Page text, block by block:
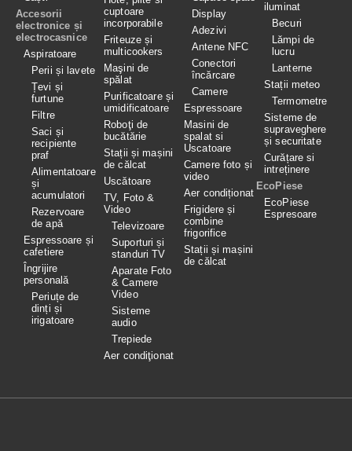
Accesorii
electronice și
electrocasnice
Aspiratoare
Perii și lavete
Țevi și
furtune
Filtre
Saci și
recipiente
praf
Alimentatoare
și
acumulatori
Rezervoare
de apă
Espressoare și
cafetiere
Îngrijire
personală
Periuțe de
dinți și
irigatoare
cuptoare
incorporabile
Friteuze și
multicookers
Maşini de
spălat
Purificatoare și
umidificatoare
Roboţi de
bucătărie
Stații și mașini
de călcat
Uscătoare
TV, Foto &
Video
Televizoare
Suporturi și
standuri TV
Aparate Foto
& Camere
Video
Sisteme
audio
Trepiede
Aer condiţionat
Display
Adezivi
Antene NFC
Conectori
încărcare
Camere
Espressoare
Masini de
spalat si
Uscatoare
Camere foto și
video
Aer condiționat
Frigidere și
combine
frigorifice
Stații și mașini
de călcat
iluminat
Becuri
Lămpi de
lucru
Lanterne
Stații meteo
Termometre
Sisteme de
supraveghere
și securitate
Curățare si
intreținere
EcoPiese
EcoPiese
Espresoare